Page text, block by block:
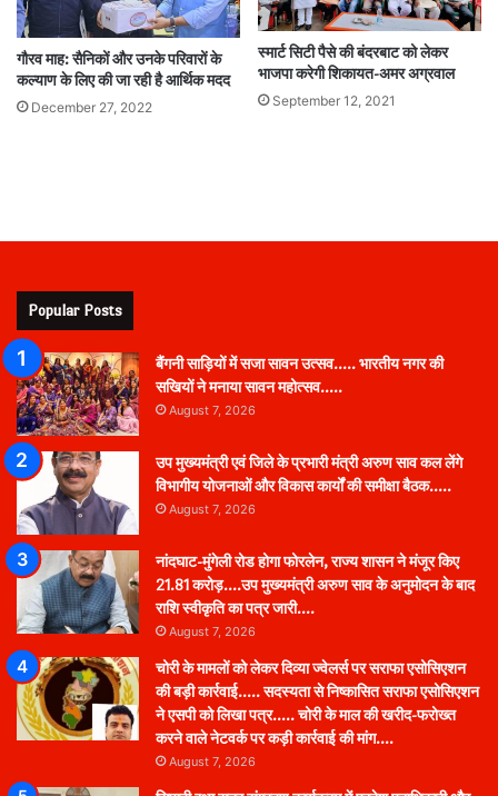
गौरव माह: सैनिकों और उनके परिवारों के
कल्याण के लिए की जा रही है आर्थिक मदद
December 27, 2022
स्मार्ट सिटी पैसे की बंदरबाट को लेकर
भाजपा करेगी शिकायत-अमर अग्रवाल
September 12, 2021
Popular Posts
बैंगनी साड़ियों में सजा सावन उत्सव….. भारतीय नगर की
सखियों ने मनाया सावन महोत्सव…..
August 7, 2026
उप मुख्यमंत्री एवं जिले के प्रभारी मंत्री अरुण साव कल लेंगे
विभागीय योजनाओं और विकास कार्यों की समीक्षा बैठक…..
August 7, 2026
नांदघाट-मुंगेली रोड होगा फोरलेन, राज्य शासन ने मंजूर किए
21.81 करोड़….उप मुख्यमंत्री अरुण साव के अनुमोदन के बाद
राशि स्वीकृति का पत्र जारी….
August 7, 2026
चोरी के मामलों को लेकर दिव्या ज्वेलर्स पर सराफा एसोसिएशन
की बड़ी कार्रवाई….. सदस्यता से निष्कासित सराफा एसोसिएशन
ने एसपी को लिखा पत्र….. चोरी के माल की खरीद-फरोख्त
करने वाले नेटवर्क पर कड़ी कार्रवाई की मांग….
August 7, 2026